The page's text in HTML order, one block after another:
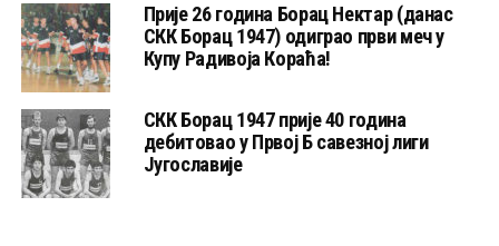
Прије 26 година Борац Нектар (данас
СКК Борац 1947) одиграо први меч у
Купу Радивоја Кораћа!
СКК Борац 1947 прије 40 година
дебитовао у Првој Б савезној лиги
Југославије